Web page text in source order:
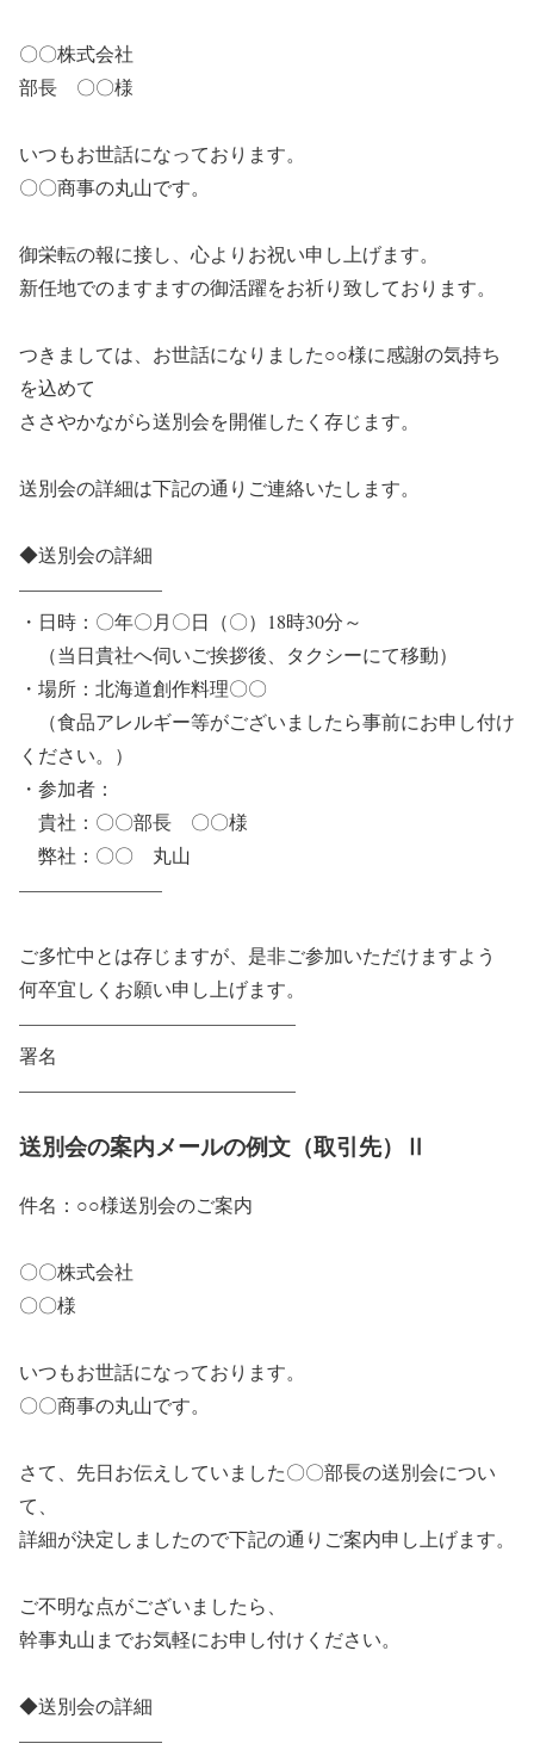
〇〇株式会社
部長 〇〇様
いつもお世話になっております。
〇〇商事の丸山です。
御栄転の報に接し、心よりお祝い申し上げます。
新任地でのますますの御活躍をお祈り致しております。
つきましては、お世話になりました○○様に感謝の気持ち
を込めて
ささやかながら送別会を開催したく存じます。
送別会の詳細は下記の通りご連絡いたします。
◆送別会の詳細
———————–
・日時：〇年〇月〇日（〇）18時30分～
（当日貴社へ伺いご挨拶後、タクシーにて移動）
・場所：北海道創作料理〇〇
（食品アレルギー等がございましたら事前にお申し付け
ください。）
・参加者：
貴社：〇〇部長 〇〇様
弊社：〇〇 丸山
———————–
ご多忙中とは存じますが、是非ご参加いただけますよう
何卒宜しくお願い申し上げます。
——————————————–
署名
——————————————–
送別会の案内メールの例文（取引先）Ⅱ
件名：○○様送別会のご案内
〇〇株式会社
〇〇様
いつもお世話になっております。
〇〇商事の丸山です。
さて、先日お伝えしていました〇〇部長の送別会につい
て、
詳細が決定しましたので下記の通りご案内申し上げます。
ご不明な点がございましたら、
幹事丸山までお気軽にお申し付けください。
◆送別会の詳細
———————–